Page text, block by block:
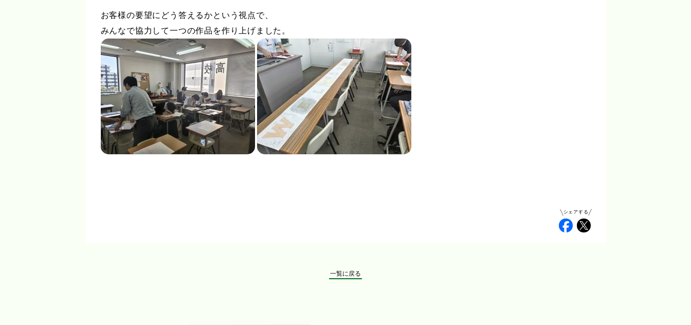
お客様の要望にどう答えるかという視点で、
みんなで協力して一つの作品を作り上げました。
シェアする
Facebook
Twitter
一覧に戻る